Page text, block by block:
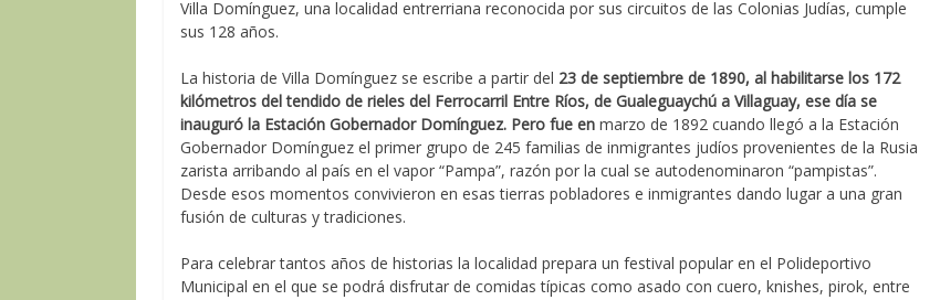
Villa Domínguez, una localidad entrerriana reconocida por sus circuitos de las Colonias Judías, cumple
sus 128 años.
La historia de Villa Domínguez se escribe a partir del 23 de septiembre de 1890, al habilitarse los 172
kilómetros del tendido de rieles del Ferrocarril Entre Ríos, de Gualeguaychú a Villaguay, ese día se
inauguró la Estación Gobernador Domínguez. Pero fue enmarzo de 1892 cuando llegó a la Estación
Gobernador Domínguez el primer grupo de 245 familias de inmigrantes judíos provenientes de la Rusia
zarista arribando al país en el vapor “Pampa”, razón por la cual se autodenominaron “pampistas”.
Desde esos momentos convivieron en esas tierras pobladores e inmigrantes dando lugar a una gran
fusión de culturas y tradiciones.
Para celebrar tantos años de historias la localidad prepara un festival popular en el Polideportivo
Municipal en el que se podrá disfrutar de comidas típicas como asado con cuero, knishes, pirok, entre